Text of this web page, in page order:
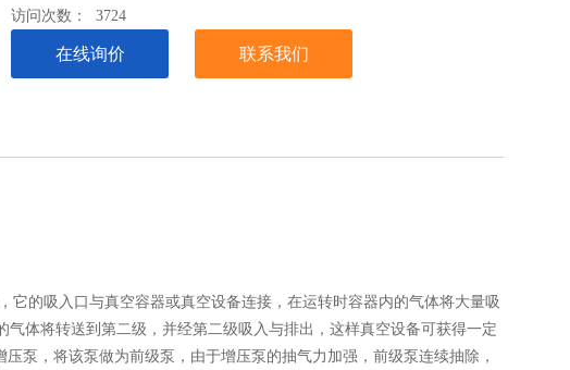
访问次数：3724
在线询价 联系我们
的吸入口与真空容器或真空设备连接，在运转时容器内的气体将大量吸
体将转送到第二级，并经第二级吸入与排出，这样真空设备可获得一定
泵，将该泵做为前级泵，由于增压泵的抽气力加强，前级泵连续抽除，